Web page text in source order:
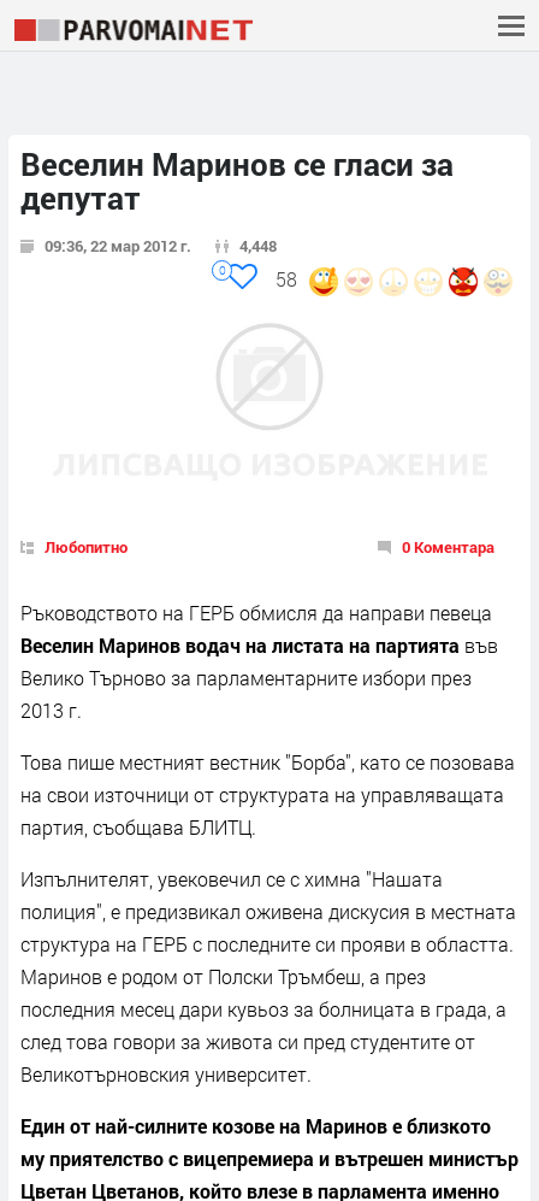
Веселин Маринов се гласи за
депутат
09:36, 22 мар 2012 г. 4,448
58
0
Любопитно 0 Коментара
Ръководството на ГЕРБ обмисля да направи певеца
Веселин Маринов водач на листата на партията във
Велико Търново за парламентарните избори през
2013 г.
Това пише местният вестник "Борба", като се позовава
на свои източници от структурата на управляващата
партия, съобщава БЛИТЦ.
Изпълнителят, увековечил се с химна "Нашата
полиция", е предизвикал оживена дискусия в местната
структура на ГЕРБ с последните си прояви в областта.
Маринов е родом от Полски Тръмбеш, а през
последния месец дари кувьоз за болницата в града, а
след това говори за живота си пред студентите от
Великотърновския университет.
Един от най-силните козове на Маринов е близкото
му приятелство с вицепремиера и вътрешен министър
Цветан Цветанов, който влезе в парламента именно